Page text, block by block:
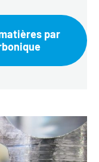
par